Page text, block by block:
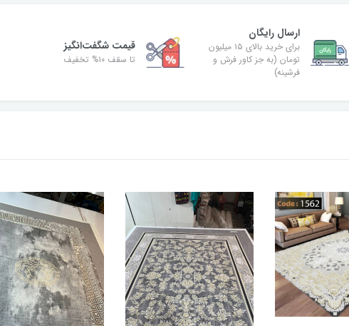
ارسال رایگان
برای خرید بالای ۱۵ میلیون
تومان (به جز کاور فرش و
فرشینه)
قیمت شگفت‌انگیز
تا سقف ۱۰% تخفیف